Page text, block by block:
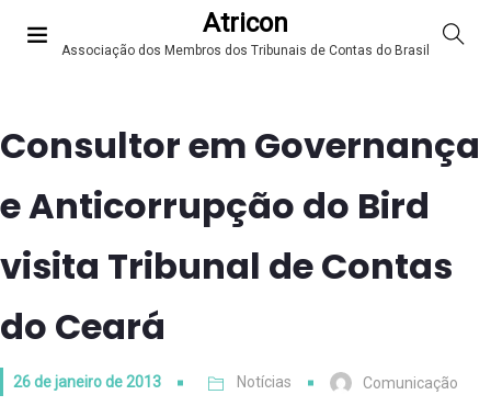
Atricon
Associação dos Membros dos Tribunais de Contas do Brasil
Consultor em Governança
e Anticorrupção do Bird
visita Tribunal de Contas
do Ceará
26 de janeiro de 2013 Notícias Comunicação